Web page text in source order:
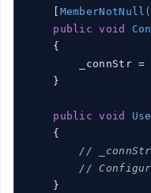
public
void
    {
        _connStr =
    }
public void Use
    {
// _connStr
// Configure
    }